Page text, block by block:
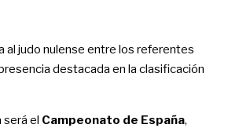
al judo nulense entre los referentes
destacada en la clasificación
será el Campeonato de España,